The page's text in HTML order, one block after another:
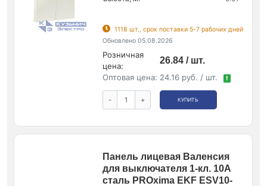
1118 шт., срок поставки 5-7 рабочих дней
Обновлено 05.08.2026
Розничная
цена:
26.84 / шт.
Оптовая цена: 24.16 руб. / шт. !
- + КУПИТЬ
Панель лицевая Валенсия
для выключателя 1-кл. 10А
сталь PROxima EKF ESV10-